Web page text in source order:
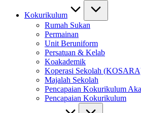
Kokurikulum
Rumah Sukan
Permainan
Unit Beruniform
Persatuan & Kelab
Koakademik
Koperasi Sekolah
Majalah Sekolah
Pencapaian Kokurikulum
Pencapaian Kokurikulum